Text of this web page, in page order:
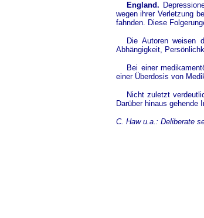
England.
wegen ihrer Verletzung
fahnden. Diese
Die Autoren weisen
Abhängigkeit,
Bei einer
einer Überdosis von
Nicht zuletzt
Darüber hinaus gehende
C. Haw u.a.: Deliberate